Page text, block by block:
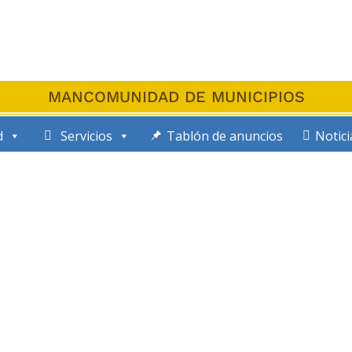
MANCOMUNIDAD DE MUNICIPIOS
Servicios Tablón de anuncios